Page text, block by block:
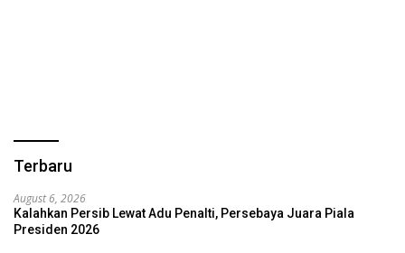
Terbaru
August 6, 2026
Kalahkan Persib Lewat Adu Penalti, Persebaya Juara Piala
Presiden 2026